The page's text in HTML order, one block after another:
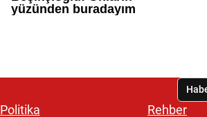
Politika Rehber